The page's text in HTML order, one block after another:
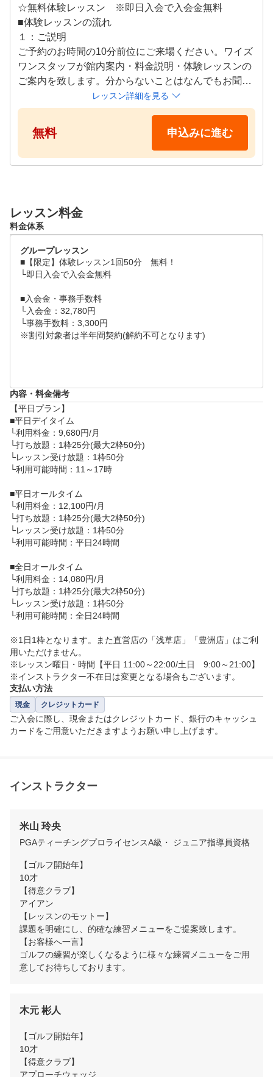
⑤ゴルフをもっと身近に、もっと気軽に
ワイズワンゴルフでは、スクールやレッスン、サービスを
通してゴルフをもっと身近に感じて頂くための努力をする
と共に、もっと気軽にゴルフに接して頂くためにも、いつ
も元気で笑顔が絶えないインストラクターやスタッフの育
成を目指します。
⑥ゴルフを通して地域社会に貢献
ゴルフは生涯スポーツであり、また老若男女、誰でも楽し
めるスポーツです。私たちは、ゴルファーの拡大と発展を
通して、地域社会に貢献していきます。
☆無料体験レッスン　※即日入会で入会金無料
■体験レッスンの流れ
１：ご説明
ご予約のお時間の10分前位にご来場ください。ワイズ
ワンスタッフが館内案内・料金説明・体験レッスンの
ご案内を致します。分からないことはなんでもお聞き
２：体験
インストラクターがお客様の悩み、癖を分析しお客様
にあったレッスンをしていきます。グループレッスン
ではなくインストラクターが順番に見て回るセミプラ
イベートレッスンとなっております。
は体験レッスンと同じくお一人お一人に合わせたカリ
キュラムでレッスンを行い、ご都合の良い時間に自分
■ご注意事項
月分のオプション料金と金融機関のキャッシュカード
・通帳とお届け出印鑑をお持ち下さい。
お手数ですが、WEBからの2名様以上でのご予約の場
合はおひとりずつご予約お願いいたします。2名様分
のご予約が確保できる時間をお電話でもご案内させて
いただきますのでお電話お待ちしております。
レッスン詳細を見る
無料 申込みに進む
レッスン料金
料金体系
グループレッスン
■【限定】体験レッスン1回50分　無料！
└即日入会で入会金無料
■入会金・事務手数料
└入会金：32,780円
└事務手数料：3,300円
※割引対象者は半年間契約(解約不可となります)
内容・料金備考
【平日プラン】
■平日デイタイム
└利用料金：9,680円/月
└打ち放題：1枠25分(最大2枠50分)
└レッスン受け放題：1枠50分
└利用可能時間：11～17時
■平日オールタイム
└利用料金：12,100円/月
└打ち放題：1枠25分(最大2枠50分)
└レッスン受け放題：1枠50分
└利用可能時間：平日24時間
■全日オールタイム
└利用料金：14,080円/月
└打ち放題：1枠25分(最大2枠50分)
└レッスン受け放題：1枠50分
└利用可能時間：全日24時間
※1日1枠となります。また直営店の「浅草店」「豊洲店」はご利
用いただけません。
※レッスン曜日・時間【平日 11:00～22:00/土日　9:00～21:00】
※インストラクター不在日は変更となる場合もございます。
支払い方法
現金 クレジットカード
ご入会に際し、現金またはクレジットカード、銀行のキャッシュ
カードをご用意いただきますようお願い申し上げます。
インストラクター
米山 玲央
PGAティーチングプロライセンスA級・ ジュニア指導員資格
【ゴルフ開始年】
10才
【得意クラブ】
アイアン
【レッスンのモットー】
課題を明確にし、的確な練習メニューをご提案致します。
【お客様へ一言】
ゴルフの練習が楽しくなるように様々な練習メニューをご用
意してお待ちしております。
木元 彬人
【ゴルフ開始年】
10才
【得意クラブ】
アプローチウェッジ